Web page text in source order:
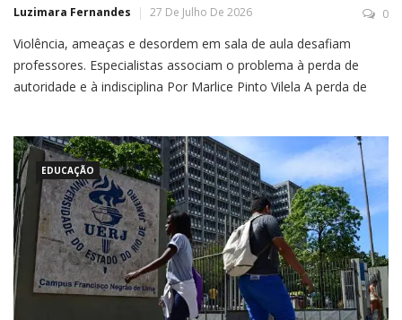
Luzimara Fernandes 27 De Julho De 2026 0
Violência, ameaças e desordem em sala de aula desafiam
professores. Especialistas associam o problema à perda de
autoridade e à indisciplina Por Marlice Pinto Vilela A perda de
principais fatores por trás do aumento […]
EDUCAÇÃO